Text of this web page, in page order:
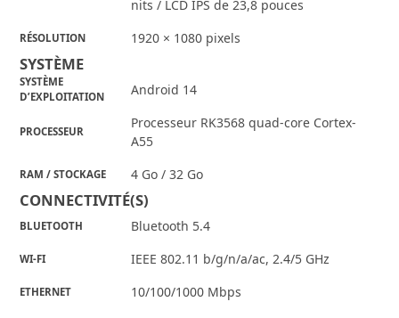
nits / LCD IPS de 23,8 pouces
RÉSOLUTION 1920 × 1080 pixels
SYSTÈME
SYSTÈME
D’EXPLOITATION
Android 14
PROCESSEUR
Processeur RK3568 quad-core Cortex-
A55
RAM / STOCKAGE 4 Go / 32 Go
CONNECTIVITÉ(S)
BLUETOOTH Bluetooth 5.4
WI-FI IEEE 802.11 b/g/n/a/ac, 2.4/5 GHz
ETHERNET
10/100/1000 Mbps